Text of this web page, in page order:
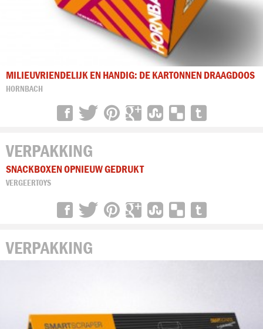
MILIEUVRIENDELIJK EN HANDIG: DE KARTONNEN DRAAGDOOS
HORNBACH
VERPAKKING
SNACKBOXEN OPNIEUW GEDRUKT
VERGEERTOYS
VERPAKKING